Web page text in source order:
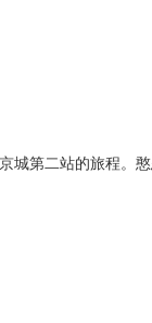
城第二站的旅程。